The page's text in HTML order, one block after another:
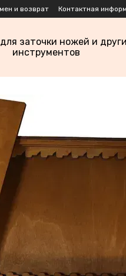
и возврат Контактная
заточки ножей и
инструментов